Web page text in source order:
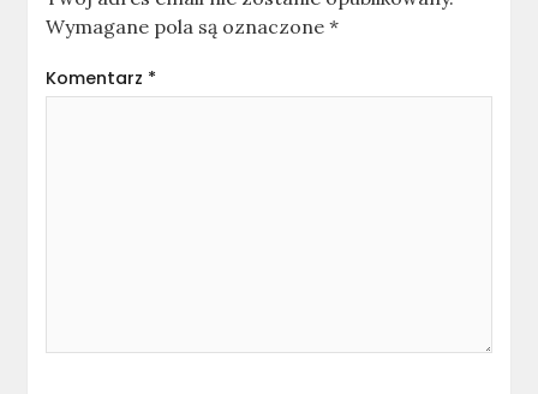
Wymagane pola są oznaczone*
Komentarz *